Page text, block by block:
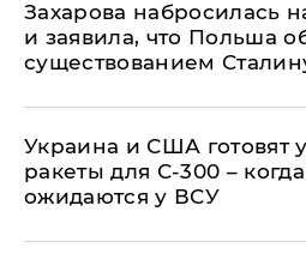
​Захарова набросилась
и заявила, что Польша
существованием
Украина и США готовят
ракеты для С-300 –
ожидаются у ВСУ